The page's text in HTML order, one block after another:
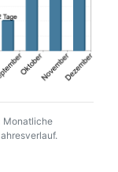
Monatliche